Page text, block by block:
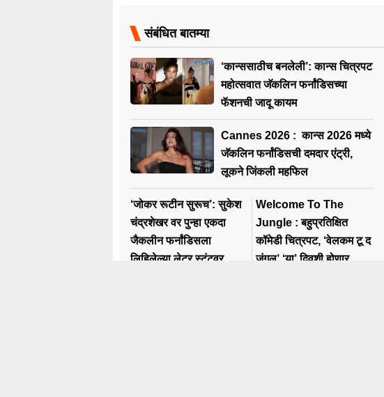
संबंधित बातम्या
‘कान्ससाठीच बनलेली’: कान्स चित्रपट
महोत्सवात जॅकलिन फर्नांडिसच्या
फॅशनची जादू कायम
Cannes 2026 : कान्स 2026 मध्ये
जॅकलिन फर्नांडिसची दमदार एंट्री,
लूकने जिंकली महफिल
‘जोकर रूटीन सुरूच’: सुकेश
चंद्रशेखर वर पुन्हा एकदा
जैकलीन फर्नांडिसला
लिहिलेल्या लेटर स्टंटवर
Welcome To The
Jungle : बहुप्रतिक्षित
कॉमेडी चित्रपट, ‘वेलकम टू द
जंगल’ ‘या’ दिवशी होणार